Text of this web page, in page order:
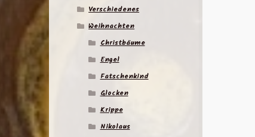
Verschiedenes
Weihnachten
Christbäume
Engel
Fatschenkind
Glocken
Krippe
Nikolaus